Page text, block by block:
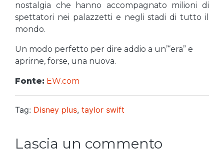
nostalgia che hanno accompagnato milioni di
spettatori nei palazzetti e negli stadi di tutto il
mondo.
Un modo perfetto per dire addio a un’“era” e
aprirne, forse, una nuova.
Fonte: EW.com
Tag: Disney plus, taylor swift
Lascia un commento